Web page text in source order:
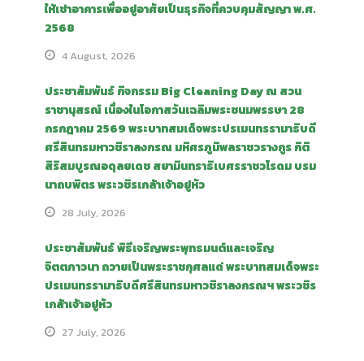
ให้เช่าอาคารเพื่ออยู่อาศัยเป็นธุรกิจที่ควบคุมสัญญา พ.ศ.
2568
4 August, 2026
ประชาสัมพันธ์ กิจกรรม Big Cleaning Day ณ สวน
ราชานุสรณ์ เนื่องในโอกาสวันเฉลิมพระชนมพรรษา 28
กรกฎาคม 2569 พระบาทสมเด็จพระปรเมนทรรามาธิบดี
ศรีสินทรมหาวชิราลงกรณ มหิศรภูมิพลราชวรางกูร กิติ
สิริสมบูรณอดุลยเดช สยามินทราธิเบศรราชวโรดม บรม
นาถบพิตร พระวชิรเกล้าเจ้าอยู่หัว
28 July, 2026
ประชาสัมพันธ์ พิธีเจริญพระพุทธมนต์และเจริญ
จิตตภาวนา ถวายเป็นพระราชกุศลแด่ พระบาทสมเด็จพระ
ปรเมนทรรามาธิบดีศรีสินทรมหาวชิราลงกรณฯ พระวชิร
เกล้าเจ้าอยู่หัว
27 July, 2026